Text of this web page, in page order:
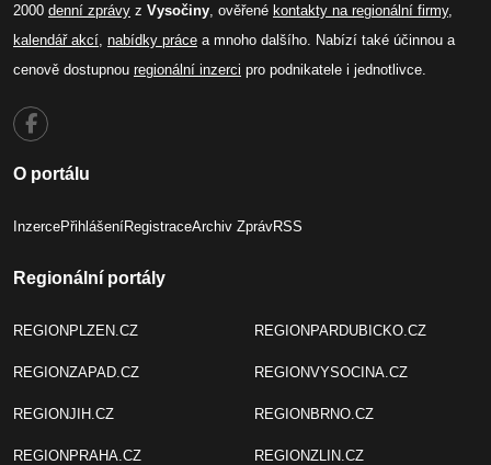
2000 denní zprávy z Vysočiny , ověřené kontakty na regionální firmy,
kalendář akcí nabídky práce a mnoho dalšího. Nabízí také účinnou a
cenově dostupnou regionální inzerci pro podnikatele i jednotlivce.
O portálu
InzercePřihlášeníRegistraceArchiv ZprávRSS
Regionální portály
REGIONPLZEN.CZ
REGIONZAPAD.CZ
REGIONJIH.CZ
REGIONPRAHA.CZ
REGIONPARDUBICKO.CZ
REGIONVYSOCINA.CZ
REGIONBRNO.CZ
REGIONZLIN.CZ